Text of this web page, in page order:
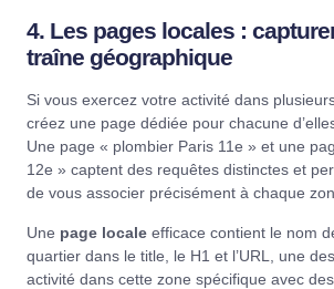
4. Les pages locales :
traîne géographique
Si vous exercez votre activité dans
créez une page dédiée pour chacune
Une page « plombier Paris 11e » et une
12e » captent des requêtes distinctes et
de vous associer précisément à chaque
Une page locale efficace contient le nom
quartier dans le title, le H1 et l’URL, une
activité dans cette zone spécifique avec